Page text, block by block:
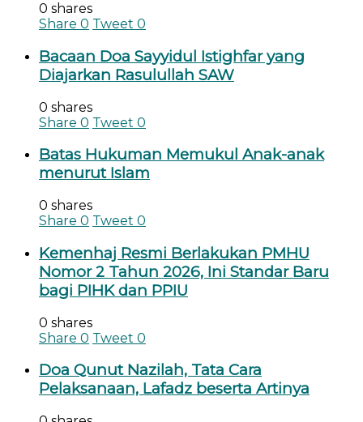
0 shares
Share 0 Tweet 0
Bacaan Doa Sayyidul Istighfar yang
Diajarkan Rasulullah SAW
0 shares
Share 0 Tweet 0
Batas Hukuman Memukul Anak-anak
menurut Islam
0 shares
Share 0 Tweet 0
Kemenhaj Resmi Berlakukan PMHU
Nomor 2 Tahun 2026, Ini Standar Baru
bagi PIHK dan PPIU
0 shares
Share 0 Tweet 0
Doa Qunut Nazilah, Tata Cara
Pelaksanaan, Lafadz beserta Artinya